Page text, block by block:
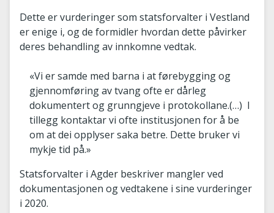
Dette er vurderinger som statsforvalter i Vestland
er enige i, og de formidler hvordan dette påvirker
deres behandling av innkomne vedtak.
«Vi er samde med barna i at førebygging og
gjennomføring av tvang ofte er dårleg
dokumentert og grunngjeve i protokollane.(…) I
tillegg kontaktar vi ofte institusjonen for å be
om at dei opplyser saka betre. Dette bruker vi
mykje tid på.»
Statsforvalter i Agder beskriver mangler ved
dokumentasjonen og vedtakene i sine vurderinger
i 2020.